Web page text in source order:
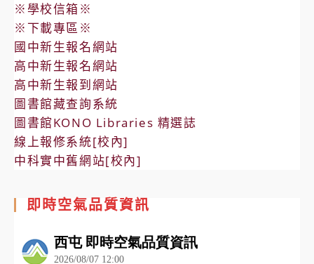
※學校信箱※
※下載專區※
國中新生報名網站
高中新生報名網站
高中新生報到網站
圖書館藏查詢系統
圖書館KONO Libraries 精選誌
線上報修系統[校內]
中科實中舊網站[校內]
即時空氣品質資訊